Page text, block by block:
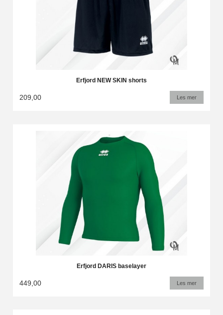
Erfjord NEW SKIN shorts
209,00 Les mer
Erfjord DARIS baselayer
449,00 Les mer